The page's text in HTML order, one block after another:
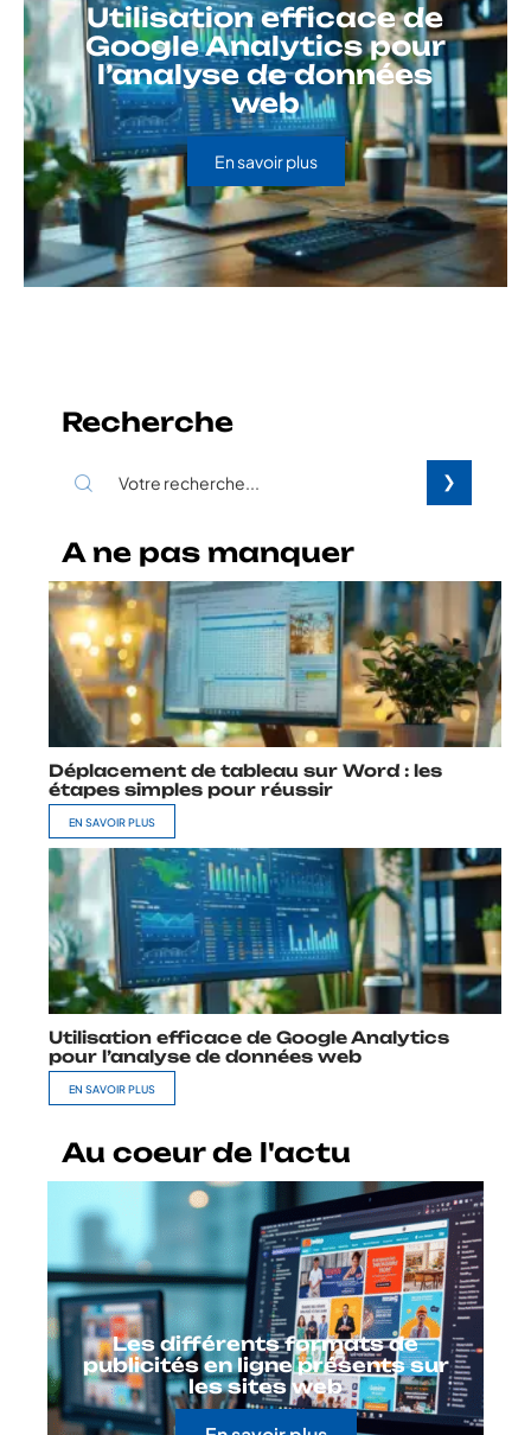
Utilisation efficace de
Google Analytics pour
l’analyse de données
web
En savoir plus
Recherche
A ne pas manquer
Déplacement de tableau sur Word : les
étapes simples pour réussir
EN SAVOIR PLUS
Utilisation efficace de Google Analytics
pour l’analyse de données web
EN SAVOIR PLUS
Au coeur de l'actu
Les différents formats de
publicités en ligne présents sur
les sites web